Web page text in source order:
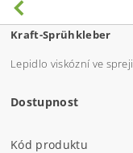
Kraft-Sprühkleber
Lepidlo viskózní ve spreji.
Dostupnost
Kód produktu